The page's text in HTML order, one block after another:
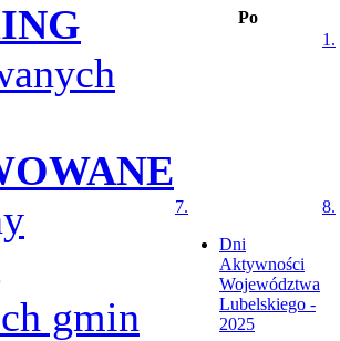
gmin
Po
1.
7.
Dni
Aktywności
Województwa
Lubelskiego -
2025
8.